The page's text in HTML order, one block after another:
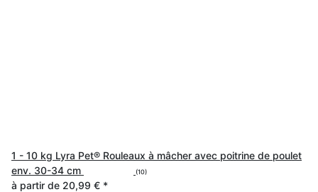
1 - 10 kg Lyra Pet® Rouleaux à mâcher avec poitrine de poulet
env. 30-34 cm
(10)
à partir de 20,99 € *